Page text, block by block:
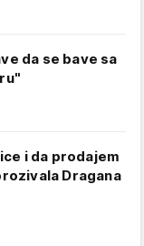
da se bave sa
i da prodajem
Dragana